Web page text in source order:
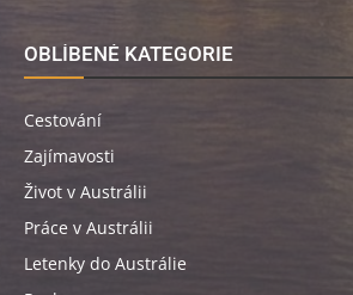
OBLÍBENÉ KATEGORIE
Cestování
Zajímavosti
Život v Austrálii
Práce v Austrálii
Letenky do Austrálie